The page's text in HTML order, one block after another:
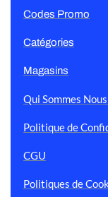
Codes Promo
Catégories
Magasins
Qui Sommes Nous
Politique de
CGU
Politiques de